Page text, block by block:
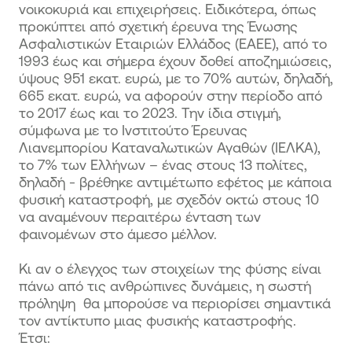
νοικοκυριά και επιχειρήσεις. Ειδικότερα, όπως
προκύπτει από σχετική έρευνα της Ένωσης
Ασφαλιστικών Εταιριών Ελλάδος (ΕΑΕΕ), από το
1993 έως και σήμερα έχουν δοθεί αποζημιώσεις,
ύψους 951 εκατ. ευρώ, με το 70% αυτών, δηλαδή,
665 εκατ. ευρώ, να αφορούν στην περίοδο από
το 2017 έως και το 2023. Την ίδια στιγμή,
σύμφωνα με το Ινστιτούτο Έρευνας
Λιανεμπορίου Καταναλωτικών Αγαθών (ΙΕΛΚΑ),
το 7% των Ελλήνων – ένας στους 13 πολίτες,
δηλαδή - βρέθηκε αντιμέτωπο εφέτος με κάποια
φυσική καταστροφή, με σχεδόν οκτώ στους 10
να αναμένουν περαιτέρω ένταση των
φαινομένων στο άμεσο μέλλον.
Κι αν ο έλεγχος των στοιχείων της φύσης είναι
πάνω από τις ανθρώπινες δυνάμεις, η σωστή
πρόληψη θα μπορούσε να περιορίσει σημαντικά
τον αντίκτυπο μιας φυσικής καταστροφής.
Έτσι: